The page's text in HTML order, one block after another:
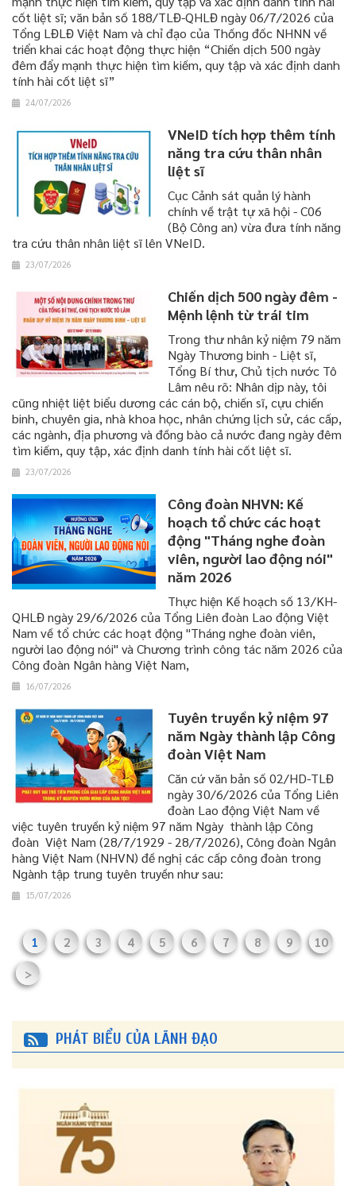
cốt liệt sĩ; văn bản số 188/TLĐ-QHLĐ ngày 06/7/2026 của
Tổng LĐLĐ Việt Nam và chỉ đạo của Thống đốc NHNN về
triển khai các hoạt động thực hiện “Chiến dịch 500 ngày
đêm đẩy mạnh thực hiện tìm kiếm, quy tập và xác định danh
tính hài cốt liệt sĩ”
24/07/2026
VNeID tích hợp thêm tính
năng tra cứu thân nhân
liệt sĩ
Cục Cảnh sát quản lý hành
chính về trật tự xã hội - C06
(Bộ Công an) vừa đưa tính năng
tra cứu thân nhân liệt sĩ lên VNeID.
23/07/2026
Chiến dịch 500 ngày đêm -
Mệnh lệnh từ trái tim
Trong thư nhân kỷ niệm 79 năm
Ngày Thương binh - Liệt sĩ,
Tổng Bí thư, Chủ tịch nước Tô
Lâm nêu rõ: Nhân dịp này, tôi
cũng nhiệt liệt biểu dương các cán bộ, chiến sĩ, cựu chiến
binh, chuyên gia, nhà khoa học, nhân chứng lịch sử, các cấp,
các ngành, địa phương và đồng bào cả nước đang ngày đêm
tìm kiếm, quy tập, xác định danh tính hài cốt liệt sĩ.
23/07/2026
Công đoàn NHVN: Kế
hoạch tổ chức các hoạt
động "Tháng nghe đoàn
viên, người lao động nói"
năm 2026
Thực hiện Kế hoạch số 13/KH-
QHLĐ ngày 29/6/2026 của Tổng Liên đoàn Lao động Việt
Nam về tổ chức các hoạt động "Tháng nghe đoàn viên,
người lao động nói" và Chương trình công tác năm 2026 của
Công đoàn Ngân hàng Việt Nam,
16/07/2026
Tuyên truyền kỷ niệm 97
năm Ngày thành lập Công
đoàn Việt Nam
Căn cứ văn bản số 02/HD-TLĐ
ngày 30/6/2026 của Tổng Liên
đoàn Lao động Việt Nam về
việc tuyên truyền kỷ niệm 97 năm Ngày thành lập Công
đoàn Việt Nam (28/7/1929 - 28/7/2026), Công đoàn Ngân
hàng Việt Nam (NHVN) đề nghị các cấp công đoàn trong
Ngành tập trung tuyên truyền như sau:
15/07/2026
1 2 3 4 5 6 7 8 9 10
>
PHÁT BIỂU CỦA LÃNH ĐẠO